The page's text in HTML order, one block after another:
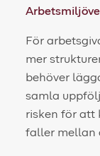
För
mer
behöver
samla
risken för att
faller mellan